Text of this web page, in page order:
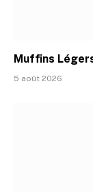
Muffins
5 août 2026